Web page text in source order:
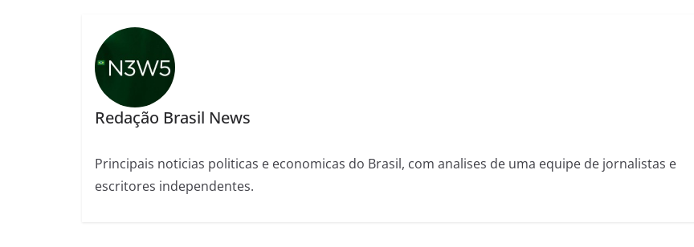
Redação Brasil News
Principais noticias politicas e economicas do Brasil, com analises de uma equipe de jornalistas e
escritores independentes.